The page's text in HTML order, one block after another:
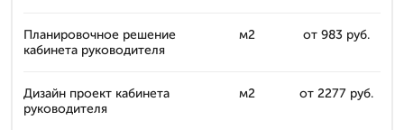
Планировочное решение
кабинета руководителя
м2 от 983 руб.
Дизайн проект кабинета
руководителя
м2 от 2277 руб.